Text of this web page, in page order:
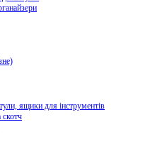
ящики для інструментів
скотч